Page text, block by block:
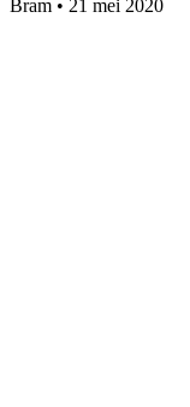
Bram • 21 mei 2020